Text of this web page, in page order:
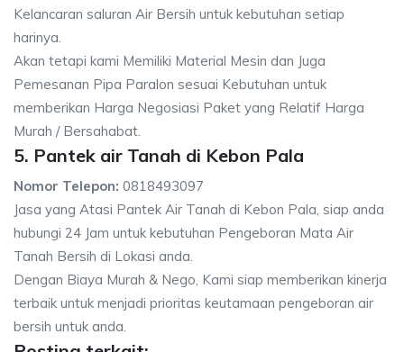
Kelancaran saluran Air Bersih untuk kebutuhan setiap
harinya.
Akan tetapi kami Memiliki Material Mesin dan Juga
Pemesanan Pipa Paralon sesuai Kebutuhan untuk
memberikan Harga Negosiasi Paket yang Relatif Harga
Murah / Bersahabat.
5. Pantek air Tanah di Kebon Pala
Nomor Telepon: 0818493097
Jasa yang Atasi Pantek Air Tanah di Kebon Pala, siap anda
hubungi 24 Jam untuk kebutuhan Pengeboran Mata Air
Tanah Bersih di Lokasi anda.
Dengan Biaya Murah & Nego, Kami siap memberikan kinerja
terbaik untuk menjadi prioritas keutamaan pengeboran air
bersih untuk anda.